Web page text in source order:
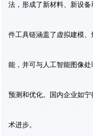
法，形成了新材料、新设
件工具链涵盖了虚拟建模
能，并可与人工智能图像
预测和优化。国内企业如
术进步。